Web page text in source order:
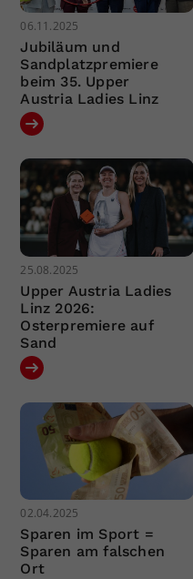
06.11.2025
Jubiläum und
Sandplatzpremiere
beim 35. Upper
Austria Ladies Linz
25.08.2025
Upper Austria Ladies
Linz 2026:
Osterpremiere auf
Sand
02.04.2025
Sparen im Sport =
Sparen am falschen
Ort